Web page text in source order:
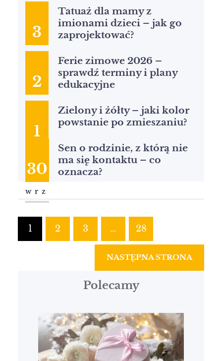
3
Tatuaż dla mamy z
imionami dzieci – jak go
zaprojektować?
2
Ferie zimowe 2026 –
sprawdź terminy i plany
edukacyjne
1
Zielony i żółty – jaki kolor
powstanie po zmieszaniu?
30
wrz
Sen o rodzinie, z którą nie
ma się kontaktu – co
oznacza?
1 2 3 … 28
NASTĘPNA STRONA
Polecamy